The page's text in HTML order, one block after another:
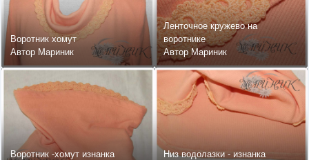
Воротник хомут
Автор Мариник
Ленточное кружево на
воротнике
Автор Мариник
Воротник -хомут изнанка
Низ водолазки - изнанка